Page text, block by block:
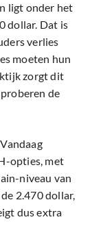
ligt onder het
dollar. Dat is
verlies
moeten hun
zorgt dit
de
opties, met
niveau van
2.470 dollar,
dus extra